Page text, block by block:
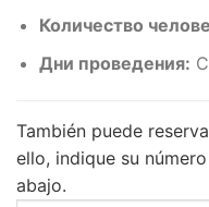
Количество
Дни проведения:
También puede
ello, indique su
abajo.